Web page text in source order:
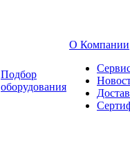
Подбор
оборудования
О Компании